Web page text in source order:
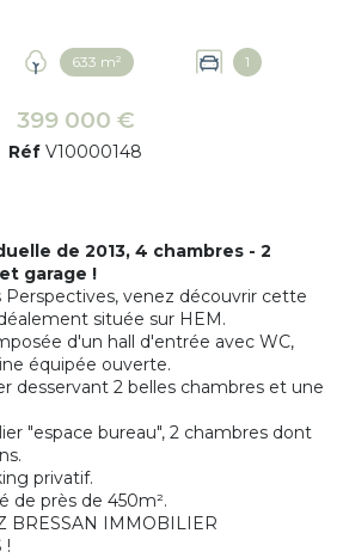
633 m² 1
399 000 €
Réf V10000148
de 2013, 4 chambres - 2
garage !
Perspectives, venez découvrir cette
située sur HEM.
d'un hall d'entrée avec WC,
équipée ouverte.
desservant 2 belles chambres et une
"espace bureau", 2 chambres dont
privatif.
de près de 450m².
BRESSAN IMMOBILIER
!